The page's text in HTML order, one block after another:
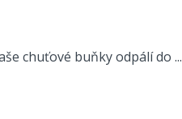
chuťové buňky odpálí do ...